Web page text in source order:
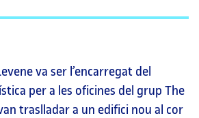
va ser l’encarregat del
per a les oficines del grup The
traslladar a un edifici nou al cor